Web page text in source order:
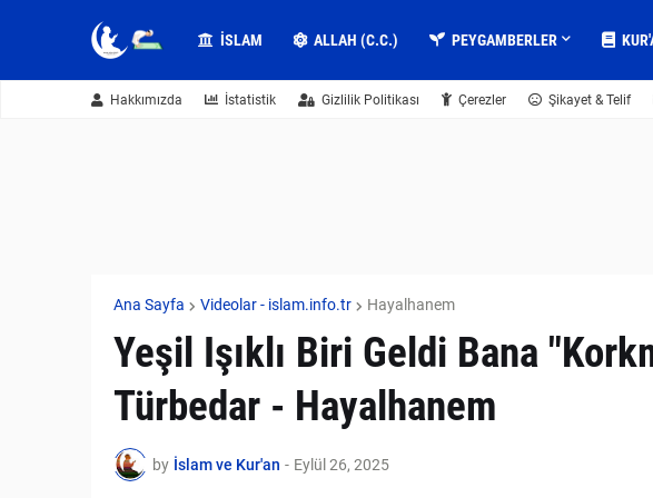
İSLAM ALLAH (C.C.) PEYGAMBERLER
Hakkımızda İstatistik Gizlilik Politikası Çerezler Şikayet & Telif
Ana Sayfa Videolar - islam.info.tr Hayalhanem
Yeşil Işıklı Biri Geldi Bana
Türbedar - Hayalhanem
by İslam ve Kur'an - Eylül 26, 2025